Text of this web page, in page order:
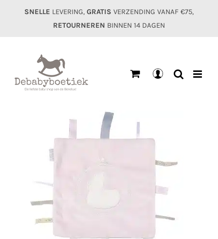
SNELLE LEVERING, GRATIS VERZENDING VANAF €75,
RETOURNEREN BINNEN 14 DAGEN